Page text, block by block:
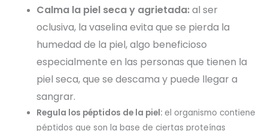
Calma la piel seca y agrietada:al ser
oclusiva, la vaselina evita que se pierda la
humedad de la piel, algo beneficioso
especialmente en las personas que tienen la
piel seca, que se descama y puede llegar a
sangrar.
Regula los péptidos de la piel: el organismo contiene
péptidos que son la base de ciertas proteínas